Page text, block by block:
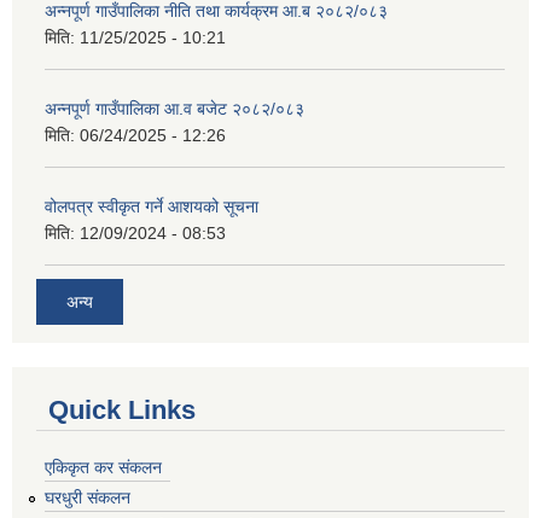
अन्नपूर्ण गाउँपालिका नीति तथा कार्यक्रम आ.ब २०८२/०८३
मिति: 11/25/2025 - 10:21
अन्नपूर्ण गाउँपालिका आ.व बजेट २०८२/०८३
मिति: 06/24/2025 - 12:26
वोलपत्र स्वीकृत गर्ने आशयको सूचना
मिति: 12/09/2024 - 08:53
अन्य
Quick Links
एकिकृत कर संकलन
घरधुरी संकलन